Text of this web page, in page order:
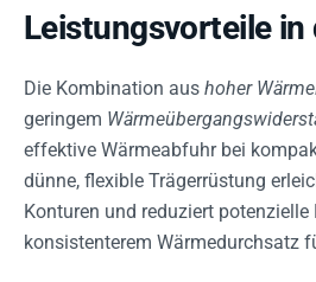
Leistungsvorteile in
Die Kombination aus hoher
geringem
effektive Wärmeabfuhr bei
dünne, flexible Trägerrüstung
Konturen und reduziert
konsistenterem Wärmedurchsatz